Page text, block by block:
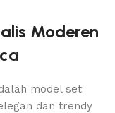
Moderen
model set
dan trendy